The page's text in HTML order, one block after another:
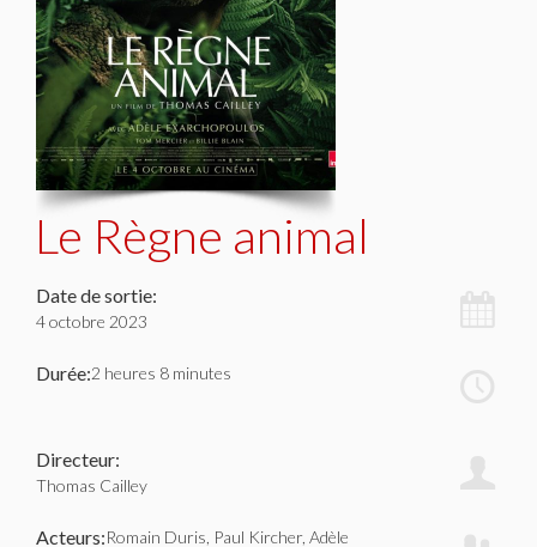
Le Règne animal
Date de sortie:
4 octobre 2023
Durée:2 heures 8 minutes
Directeur:
Thomas Cailley
Acteurs:Romain Duris, Paul Kircher, Adèle